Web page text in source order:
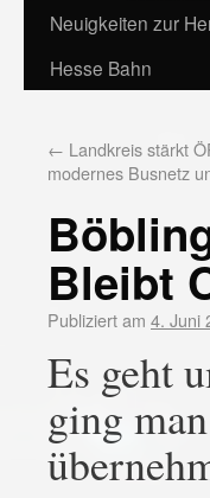
Neuigkeiten zur
Hesse Bahn
← Landkreis stärkt
modernes Busnetz
Bleibt
Publiziert am 4. Juni
Es geht
ging